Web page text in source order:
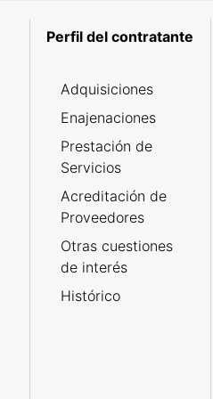
Perfil del contratante
Adquisiciones
Enajenaciones
Prestación de
Servicios
Acreditación de
Proveedores
Otras cuestiones
de interés
Histórico